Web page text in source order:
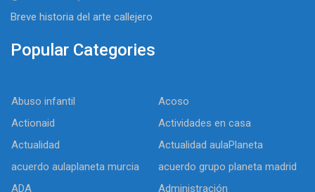
Breve historia del arte callejero
Popular Categories
Abuso infantil
Acoso
Actionaid
Actividades en casa
Actualidad
Actualidad aulaPlaneta
acuerdo aulaplaneta murcia
acuerdo grupo planeta madrid
ADA
Administración